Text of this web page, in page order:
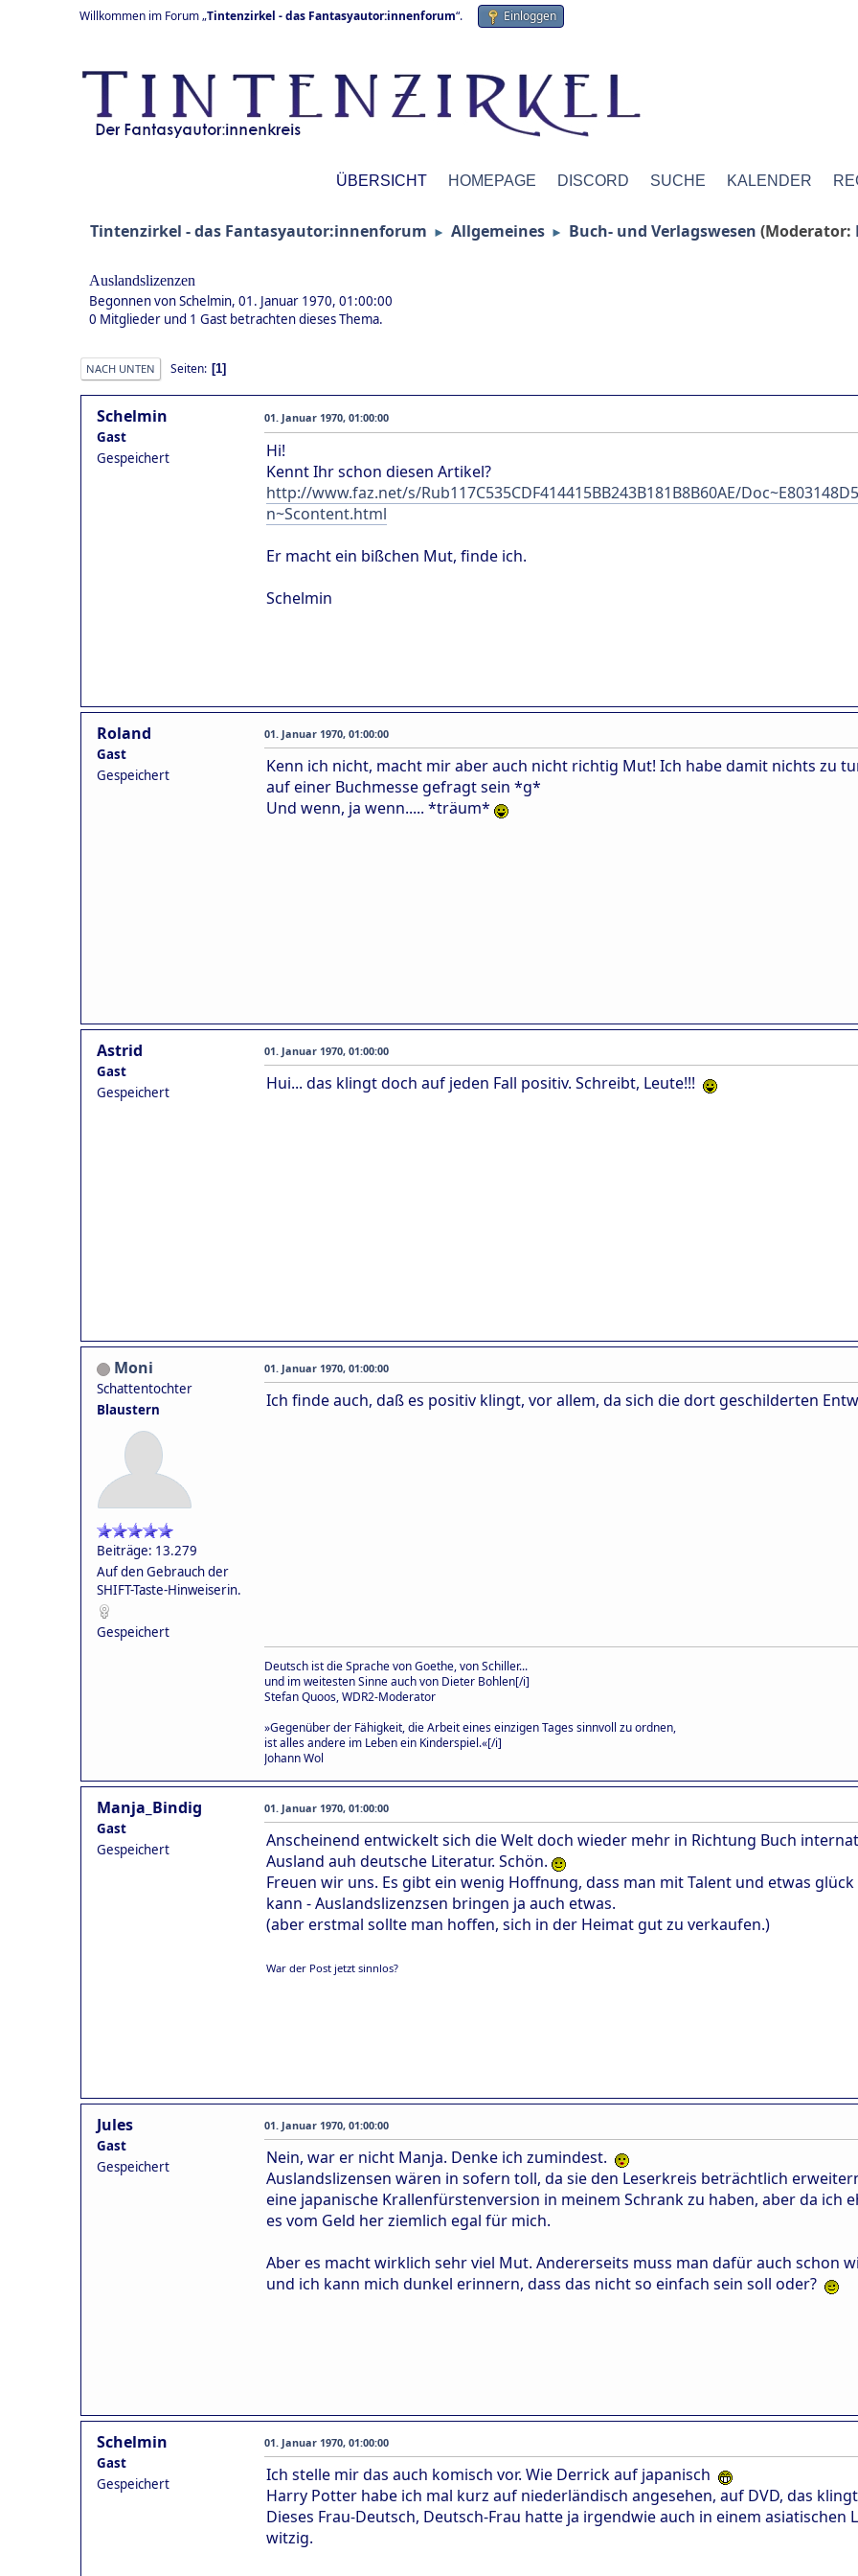
Willkommen im Forum „Tintenzirkel - das Fantasyautor:innenforum“. Einloggen
ÜBERSICHT HOMEPAGE DISCORD SUCHE KALENDER
Tintenzirkel - das Fantasyautor:innenforum ► Allgemeines ► Buch- und Verlagswesen (Moderator:
Auslandslizenzen
Begonnen von Schelmin, 01. Januar 1970, 01:00:00
0 Mitglieder und 1 Gast betrachten dieses Thema.
NACH UNTEN Seiten 1
Schelmin
Gast
Gespeichert
01. Januar 1970, 01:00:00
Hi!
Kennt Ihr schon diesen Artikel?
http://www.faz.net/s/Rub117C535CDF414415BB243B181B8B60AE/
n~Scontent.html
Er macht ein bißchen Mut, finde ich.
Schelmin
Roland
Gast
Gespeichert
01. Januar 1970, 01:00:00
Kenn ich nicht, macht mir aber auch nicht richtig Mut! Ich habe damit nichts zu
auf einer Buchmesse gefragt sein *g*
Und wenn, ja wenn..... *träum*
Astrid
Gast
Gespeichert
01. Januar 1970, 01:00:00
Hui... das klingt doch auf jeden Fall positiv. Schreibt, Leute!!!
Moni
Schattentochter
Blaustern
Beiträge: 13.279
Auf den Gebrauch der
SHIFT-Taste-Hinweiserin.
Gespeichert
01. Januar 1970, 01:00:00
Ich finde auch, daß es positiv klingt, vor allem, da sich die dort geschilderten
Deutsch ist die Sprache von Goethe, von Schiller...
und im weitesten Sinne auch von Dieter Bohlen[/i]
Stefan Quoos, WDR2-Moderator
»Gegenüber der Fähigkeit, die Arbeit eines einzigen Tages sinnvoll zu ordnen,
ist alles andere im Leben ein Kinderspiel.«[/i]
Johann Wol
Manja_Bindig
Gast
Gespeichert
01. Januar 1970, 01:00:00
Anscheinend entwickelt sich die Welt doch wieder mehr in Richtung Buch
Ausland auh deutsche Literatur. Schön.
Freuen wir uns. Es gibt ein wenig Hoffnung, dass man mit Talent und etwas
kann - Auslandslizenzsen bringen ja auch etwas.
(aber erstmal sollte man hoffen, sich in der Heimat gut zu verkaufen.)
War der Post jetzt sinnlos?
Jules
Gast
Gespeichert
01. Januar 1970, 01:00:00
Nein, war er nicht Manja. Denke ich zumindest.
Auslandslizensen wären in sofern toll, da sie den Leserkreis beträchtlich
eine japanische Krallenfürstenversion in meinem Schrank zu haben, aber da ich
es vom Geld her ziemlich egal für mich.
Aber es macht wirklich sehr viel Mut. Andererseits muss man dafür auch schon
und ich kann mich dunkel erinnern, dass das nicht so einfach sein soll oder?
Schelmin
Gast
Gespeichert
01. Januar 1970, 01:00:00
Ich stelle mir das auch komisch vor. Wie Derrick auf japanisch
Harry Potter habe ich mal kurz auf niederländisch angesehen, auf DVD, das
Dieses Frau-Deutsch, Deutsch-Frau hatte ja irgendwie auch in einem asiatischen
witzig.